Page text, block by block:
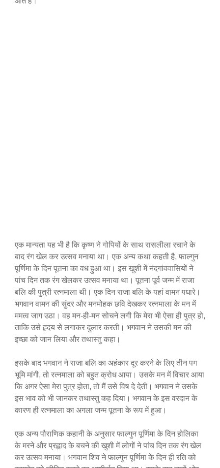
एक मान्यता यह भी है कि कृष्ण ने गोपियों के साथ रासलीला रचाने के
बाद रंग खेल कर उत्सव मनाया था। एक अन्य कथा कहती है, फाल्गुन
पूर्णिमा के दिन पूतना का वध हुआ था। इस खुशी में नंदगांववासियों ने
पांच दिन तक रंग खेलकर उत्सव मनाया था। पूतना पूर्व जन्म में राजा
बलि की पुत्री रत्नमाला थी। एक दिन राजा बलि के यहां वामन पधारे।
भगवान वामन की सुंदर और मनमोहक छवि देखकर रत्नमाला के मन में
ममत्व जाग उठा। वह मन-ही-मन सोचने लगी कि मेरा भी ऐसा ही पुत्र हो,
ताकि उसे हृदय से लगाकर दुलार करती। भगवान ने उसकी मन की
इच्छा को जान लिया और तथास्तु कहा।
इसके बाद भगवान ने राजा बलि का अहंकार दूर करने के लिए तीन पग
भूमि मांगी, तो रत्नमाला को बहुत क्रोध आया। उसके मन में विचार आया
कि अगर ऐसा मेरा पुत्र होता, तो मैं उसे विष दे देती। भगवान ने उसके
इस भाव को भी जानकर तथास्तु कह दिया। भगवान के इस वरदान के
कारण ही रत्नमाला का अगला जन्म पूतना के रूप में हुआ।
एक अन्य पौराणिक कहानी के अनुसार फाल्गुन पूर्णिमा के दिन होलिका
के मरने और प्रह्लाद के बचने की खुशी में लोगों ने पांच दिन तक रंग खेल
कर उत्सव मनाया। भगवान शिव ने फाल्गुन पूर्णिमा के दिन ही रति को